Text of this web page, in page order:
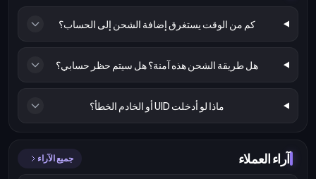
كم من الوقت يستغرق إضافة الشحن إلى الحساب؟
هل طريقة الشحن هذه آمنة؟ هل سيتم حظر حسابي؟
ماذا لو أدخلت UID أو الخادم الخطأ؟
آراء العملاء جميع الآراء